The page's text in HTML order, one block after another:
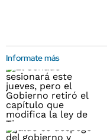
Informate más